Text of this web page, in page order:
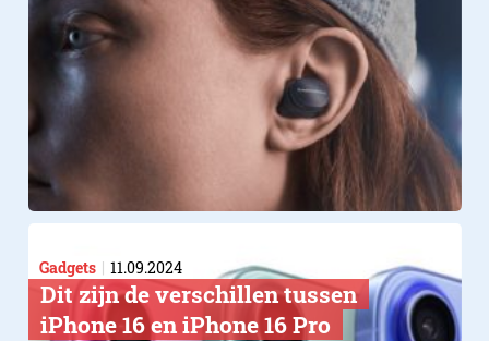
Gadgets 11.09.2024
Dit zijn de verschillen tussen
iPhone 16 en iPhone 16 Pro